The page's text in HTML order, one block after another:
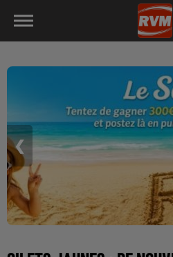
❮